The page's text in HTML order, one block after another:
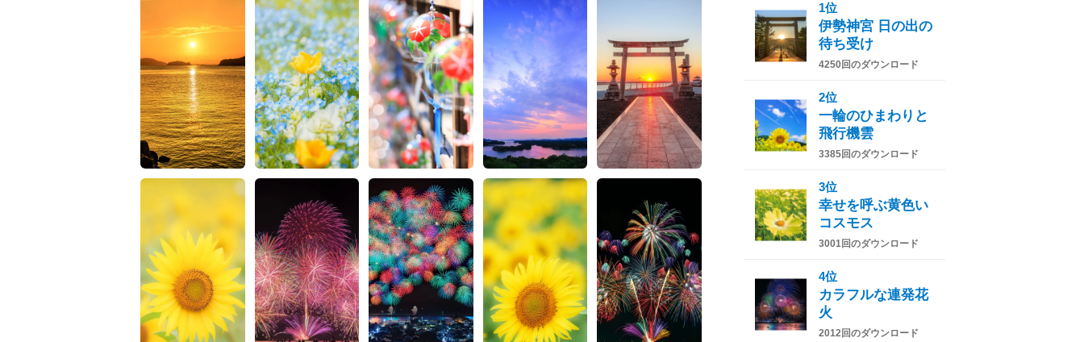
1位
伊勢神宮 日の出の
待ち受け
4250回のダウンロード
2位
一輪のひまわりと
飛行機雲
3385回のダウンロード
3位
幸せを呼ぶ黄色い
コスモス
3001回のダウンロード
4位
カラフルな連発花
火
2012回のダウンロード